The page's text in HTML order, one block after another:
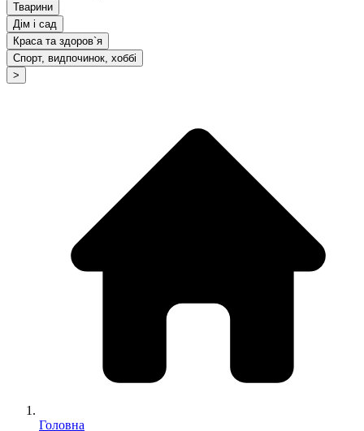
Тварини
Дім і сад
Краса та здоров`я
Спорт, видпочинок, хоббі
>
Головна